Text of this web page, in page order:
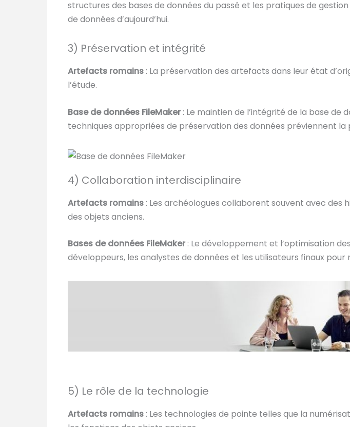
structures des bases de données du passé et les pratiques de
de données d’aujourd’hui.
3) Préservation et intégrité
Artefacts romains : La préservation des artefacts dans leur état
l’étude.
Base de données FileMaker : Le maintien de l’intégrité de la base de
techniques appropriées de préservation des données préviennent
4) Collaboration interdisciplinaire
Artefacts romains : Les archéologues collaborent souvent avec des
des objets anciens.
Bases de données FileMaker : Le développement et l’optimisation
développeurs, les analystes de données et les utilisateurs finaux
5) Le rôle de la technologie
Artefacts romains : Les technologies de pointe telles que la